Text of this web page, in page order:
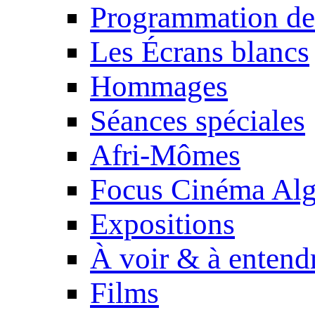
Programmation
Les Écrans blancs
Hommages
Séances spéciales
Afri-Mômes
Focus Cinéma
Expositions
À voir & à
Films